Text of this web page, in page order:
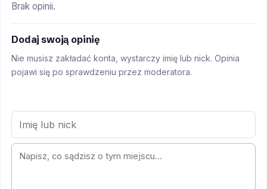
Brak opinii.
Dodaj swoją opinię
Nie musisz zakładać konta, wystarczy imię lub nick. Opinia
pojawi się po sprawdzeniu przez moderatora.